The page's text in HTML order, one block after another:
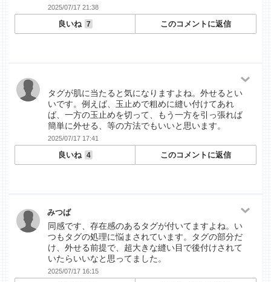
2025/07/17 21:38
良いね 7 このコメントに返信
タグが肌に当たると気になりますよね。外せるとい
いです。例えば、玉止めで粗めに縫い付けてあれ
ば、一方の玉止めを切って、もう一方を引っ張れば
簡単に外せる、等の方法でもいいと思います。
2025/07/17 17:41
良いね 4 このコメントに返信
みつば
同感です、存在感のあるタグが付いてますよね。い
つもタグの処理に悩まされています。タグの部分だ
け、外せる前提で、超大きな縫い目で後付けされて
いたらいいなと思ってました。
2025/07/17 16:15